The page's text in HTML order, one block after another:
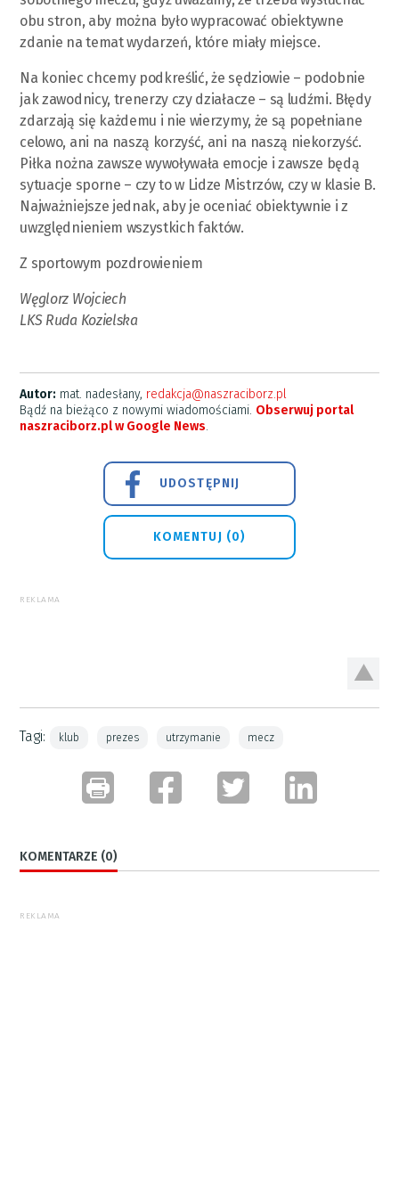
obu stron, aby można było wypracować obiektywne
zdanie na temat wydarzeń, które miały miejsce.
Na koniec chcemy podkreślić, że sędziowie – podobnie
jak zawodnicy, trenerzy czy działacze – są ludźmi. Błędy
zdarzają się każdemu i nie wierzymy, że są popełniane
celowo, ani na naszą korzyść, ani na naszą niekorzyść.
Piłka nożna zawsze wywoływała emocje i zawsze będą
sytuacje sporne – czy to w Lidze Mistrzów, czy w klasie B.
Najważniejsze jednak, aby je oceniać obiektywnie i z
uwzględnieniem wszystkich faktów.
Z sportowym pozdrowieniem
Węglorz Wojciech
LKS Ruda Kozielska
Autor: mat. nadesłany, redakcja@naszraciborz.pl
Bądź na bieżąco z nowymi wiadomościami. Obserwuj portal
naszraciborz.pl w Google News.
UDOSTĘPNIJ
KOMENTUJ (0)
REKLAMA
Tagi: klub prezes utrzymanie mecz
KOMENTARZE (0)
REKLAMA